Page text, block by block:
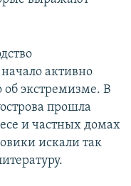
активно
об экстремизме. В
прошла
и частных домах
искали так